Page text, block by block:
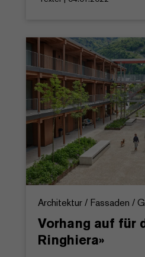
Architektur / Fassaden /
Vorhang auf für
Ringhiera»